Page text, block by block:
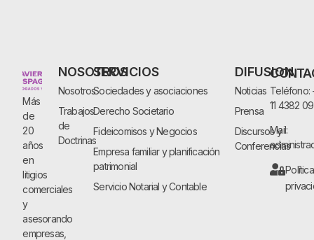
Más
de
20
años
en
litigios
comerciales
y
asesorando
empresas,
NOSOTROS
Nosotros
Trabajos
de
Doctrinas
SERVICIOS
Sociedades y asociaciones
Derecho Societario
Fideicomisos y Negocios
Empresa familiar y planificación
patrimonial
Servicio Notarial y Contable
DIFUSION
Noticias
Prensa
Discursos y
Conferencias
Teléfono:
11 4382
Mail: